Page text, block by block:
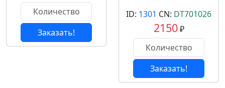
Заказать!
ID: 1301 CN: DT701026
2150₽
Заказать!